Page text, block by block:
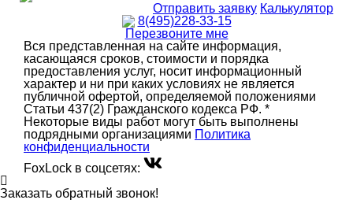
Отправить заявку Калькулятор
8(495)228-33-15
Перезвоните мне
Вся представленная на сайте информация,
касающаяся сроков, стоимости и порядка
предоставления услуг, носит информационный
характер и ни при каких условиях не является
публичной офертой, определяемой положениями
Статьи 437(2) Гражданского кодекса РФ. *
Некоторые виды работ могут быть выполнены
подрядными организациями Политика
конфиденциальности
FoxLock в соцсетях:
Заказать обратный звонок!